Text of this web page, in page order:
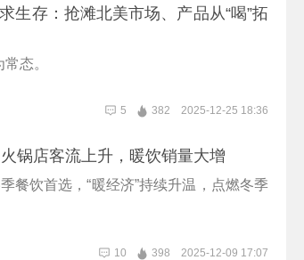
生存：抢滩北美市场、产品从“喝”拓
态。
5 382 2025-12-25 18:36
锅店客流上升，暖饮销量大增
餐饮首选，“暖经济”持续升温，点燃冬季
10 398 2025-12-09 17:07